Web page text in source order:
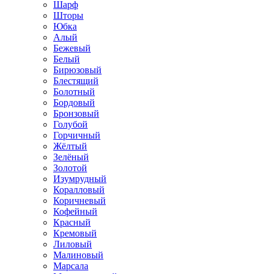
Шарф
Шторы
Юбка
Алый
Бежевый
Белый
Бирюзовый
Блестящий
Болотный
Бордовый
Бронзовый
Голубой
Горчичный
Жёлтый
Зелёный
Золотой
Изумрудный
Коралловый
Коричневый
Кофейный
Красный
Кремовый
Лиловый
Малиновый
Марсала